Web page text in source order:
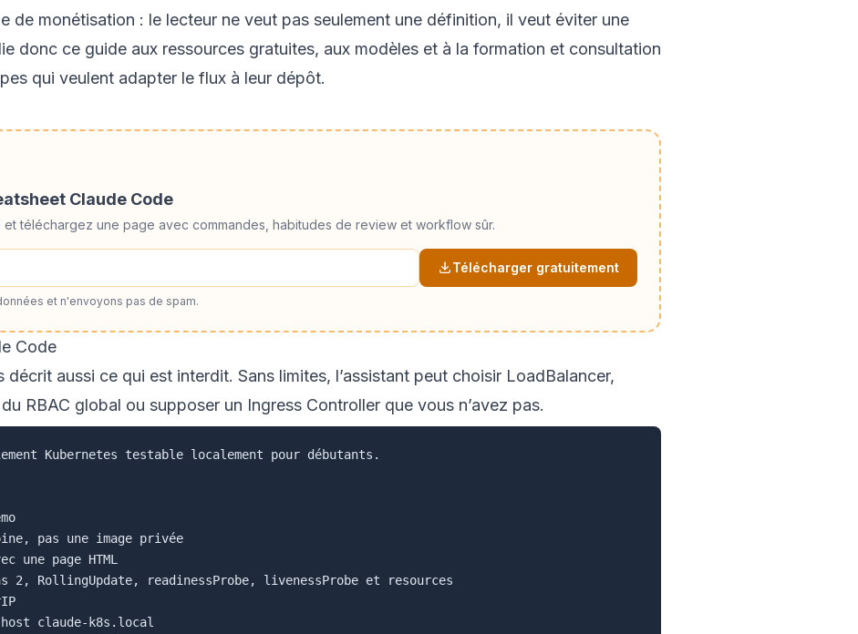
de monétisation : le lecteur ne veut pas seulement une définition, il veut éviter une
donc ce guide aux ressources gratuites, aux modèles et à la formation et consultation
qui veulent adapter le flux à leur dépôt.
Claude Code
et téléchargez une page avec commandes, habitudes de review et workflow sûr.
Télécharger gratuitement
et n'envoyons pas de spam.
Code
aussi ce qui est interdit. Sans limites, l’assistant peut choisir LoadBalancer,
RBAC global ou supposer un Ingress Controller que vous n’avez pas.
Kubernetes testable localement pour débutants.
pas une image privée
une page HTML
2, RollingUpdate, readinessProbe, livenessProbe et resources
claude-k8s.local